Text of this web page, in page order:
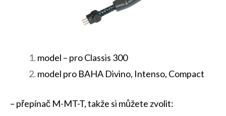
model – pro Classis 300
model pro BAHA Divino, Intenso, Compact
– přepínač M-MT-T, takže si můžete zvolit: